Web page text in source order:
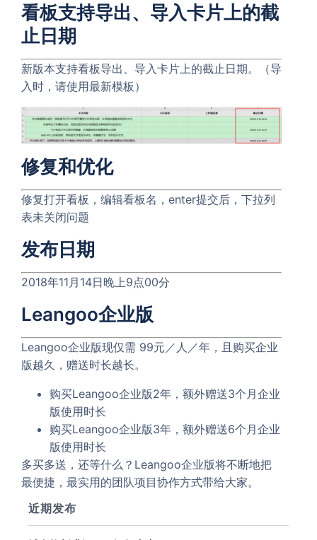
看板支持导出、导入卡片上的截
止日期
新版本支持看板导出、导入卡片上的截止日期。（导
入时，请使用最新模板）
修复和优化
修复打开看板，编辑看板名，enter提交后，下拉列
表未关闭问题
发布日期
2018年11月14日晚上9点00分
Leangoo企业版
Leangoo企业版现仅需 99元／人／年，且购买企业
版越久，赠送时长越长。
购买Leangoo企业版2年，额外赠送3个月企业
版使用时长
购买Leangoo企业版3年，额外赠送6个月企业
版使用时长
多买多送，还等什么？Leangoo企业版将不断地把
最便捷，最实用的团队项目协作方式带给大家。
近期发布